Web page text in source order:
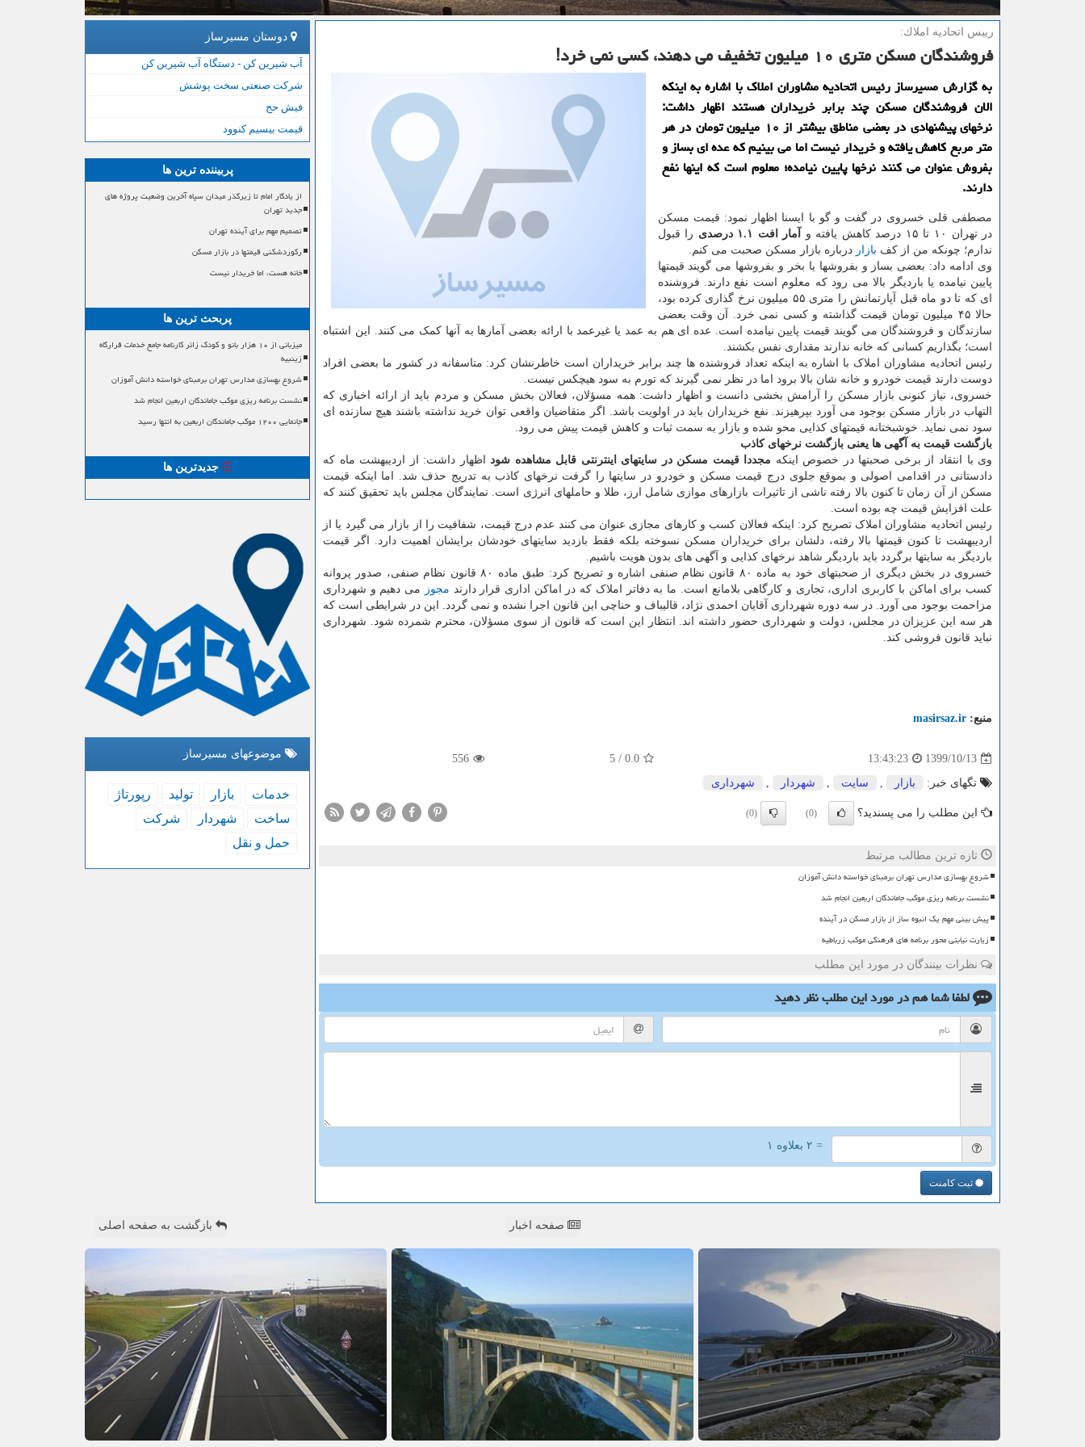
رییس اتحادیه املاك:
فروشندگان مسكن متری ۱۰ میلیون تخفیف می دهند، كسی نمی خرد!
به گزارش مسیرساز رئیس اتحادیه مشاوران املاک با اشاره به اینکه
الان فروشندگان مسکن چند برابر خریداران هستند اظهار داشت:
نرخهای پیشنهادی در بعضی مناطق بیشتر از ۱۰ میلیون تومان در هر
متر مربع کاهش یافته و خریدار نیست اما می بینیم که عده ای بساز و
بفروش عنوان می کنند نرخها پایین نیامده؛ معلوم است که اینها نفع
دارند.
مصطفی قلی خسروی در گفت و گو با ایسنا اظهار نمود: قیمت مسکن
در تهران ۱۰ تا ۱۵ درصد کاهش یافته و
آمار افت ۱.۱ درصدی
را قبول
ندارم؛ چونکه من از کف بازار درباره بازار مسکن صحبت می کنم.
وی ادامه داد: بعضی بساز و بفروشها یا بخر و بفروشها می گویند قیمتها
پایین نیامده یا باردیگر بالا می رود که معلوم است نفع دارند. فروشنده
ای که تا دو ماه قبل آپارتمانش را متری ۵۵ میلیون نرخ گذاری کرده بود،
حالا ۴۵ میلیون تومان قیمت گذاشته و کسی نمی خرد. آن وقت بعضی
سازندگان و فروشندگان می گویند قیمت پایین نیامده است. عده ای هم به عمد یا غیرعمد با ارائه بعضی آمارها به آنها کمک می کنند. این اشتباه
است؛ بگذاریم کسانی که خانه ندارند مقداری نفس بکشند.
رئیس اتحادیه مشاوران املاک با اشاره به اینکه تعداد فروشنده ها چند برابر خریداران است خاطرنشان کرد: متاسفانه در کشور ما بعضی افراد
دوست دارند قیمت خودرو و خانه شان بالا برود اما در نظر نمی گیرند که تورم به سود هیچکس نیست.
خسروی، نیاز کنونی بازار مسکن را آرامش بخشی دانست و اظهار داشت: همه مسؤلان، فعالان بخش مسکن و مردم باید از ارائه اخباری که
التهاب در بازار مسکن بوجود می آورد بپرهیزند. نفع خریداران باید در اولویت باشد. اگر متقاضیان واقعی توان خرید نداشته باشند هیچ سازنده ای
سود نمی نماید. خوشبختانه قیمتهای کذایی محو شده و بازار به سمت ثبات و کاهش قیمت پیش می رود.
بازگشت قیمت به آگهی ها یعنی بازگشت نرخهای کاذب
وی با انتقاد از برخی صحبتها در خصوص اینکه مجددا قیمت مسکن در سایتهای اینترنتی قابل مشاهده شوداظهار داشت: از اردیبهشت ماه که
دادستانی در اقدامی اصولی و بموقع جلوی درج قیمت مسکن و خودرو در سایتها را گرفت نرخهای کاذب به تدریج حذف شد. اما اینکه قیمت
مسکن از آن زمان تا کنون بالا رفته ناشی از تاثیرات بازارهای موازی شامل ارز، طلا و حاملهای انرژی است. نمایندگان مجلس باید تحقیق کنند که
علت افزایش قیمت چه بوده است.
رئیس اتحادیه مشاوران املاک تصریح کرد: اینکه فعالان کسب و کارهای مجازی عنوان می کنند عدم درج قیمت، شفافیت را از بازار می گیرد یا از
اردیبهشت تا کنون قیمتها بالا رفته، دلشان برای خریداران مسکن نسوخته بلکه فقط بازدید سایتهای خودشان برایشان اهمیت دارد. اگر قیمت
باردیگر به سایتها برگردد باید باردیگر شاهد نرخهای کذایی و آگهی های بدون هویت باشیم.
خسروی در بخش دیگری از صحبتهای خود به ماده ۸۰ قانون نظام صنفی اشاره و تصریح کرد: طبق ماده ۸۰ قانون نظام صنفی، صدور پروانه
کسب برای اماکن با کاربری اداری، تجاری و کارگاهی بلامانع است. ما به دفاتر املاک که در اماکن اداری قرار دارند مجوز
می دهیم و شهرداری
مزاحمت بوجود می آورد. در سه دوره شهرداری آقایان احمدی نژاد، قالیباف و حناچی این قانون اجرا نشده و نمی گردد. این در شرایطی است که
هر سه این عزیزان در مجلس، دولت و شهرداری حضور داشته اند. انتظار این است که قانون از سوی مسؤلان، محترم شمرده شود. شهرداری
نباید قانون فروشی کند.
منبع: masirsaz.ir
1399/10/13
13:43:23
0.0
/
5
556
تگهای خبر: بازار , سایت , شهردار , شهرداری
این مطلب را می پسندید؟ (0)
(0)
تازه ترین مطالب مرتبط
شروع بهسازی مدارس تهران برمبنای خواسته دانش آموزان
نشست برنامه ریزی موکب جاماندگان اربعین انجام شد
پیش بینی مهم یک انبوه ساز از بازار مسکن در آینده
زیارت نیابتی محور برنامه های فرهنگی موکب زرباطیه
نظرات بینندگان در مورد این مطلب
لطفا شما همدر مورد این مطلبنظر دهید
= ۲ بعلاوه ۱
ثبت کامنت
دوستان مسیرساز
آب شیرین کن - دستگاه آب شیرین کن
شرکت صنعتی سخت پوشش
فیش حج
قیمت بیسیم کنوود
پربیننده ترین ها
از یادگار امام تا زیرگذر میدان سپاه آخرین وضعیت پروژه های
جدید تهران
تصمیم مهم برای آینده تهران
رکوردشکنی قیمتها در بازار مسکن
خانه هست، اما خریدار نیست
پربحث ترین ها
میزبانی از ۱۰ هزار بانو و کودک زائر کارنامه جامع خدمات قرارگاه
زینبیه
شروع بهسازی مدارس تهران برمبنای خواسته دانش آموزان
نشست برنامه ریزی موکب جاماندگان اربعین انجام شد
جانمایی ۱۲۰۰ موکب جاماندگان اربعین به انتها رسید
جدیدترین ها
موضوعهای مسیرساز
خدمات بازار تولید
رپورتاژ
ساخت
شهردار
شركت
حمل و نقل
صفحه اخبار بازگشت به صفحه اصلی